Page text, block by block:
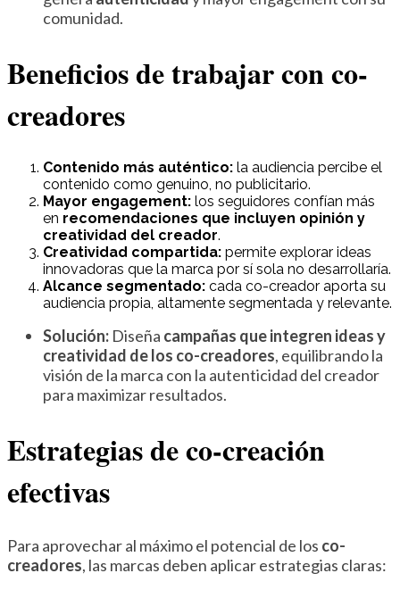
comunidad.
Beneficios de trabajar con co-
creadores
Contenido más auténtico: la audiencia percibe el
contenido como genuino, no publicitario.
Mayor engagement: los seguidores confían más
en recomendaciones que incluyen opinión y
creatividad del creador.
Creatividad compartida: permite explorar ideas
innovadoras que la marca por sí sola no desarrollaría.
Alcance segmentado: cada co-creador aporta su
audiencia propia, altamente segmentada y relevante.
Solución: Diseña campañas que integren ideas y
creatividad de los co-creadores, equilibrando la
visión de la marca con la autenticidad del creador
para maximizar resultados.
Estrategias de co-creación
efectivas
Para aprovechar al máximo el potencial de los co-
creadores, las marcas deben aplicar estrategias claras: